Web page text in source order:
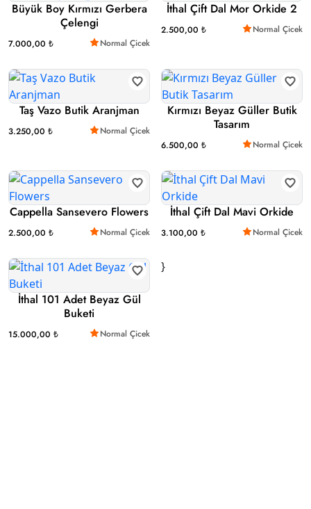
Büyük Boy Kırmızı Gerbera
Çelengi
7.000,00 ₺ Normal Çicek
İthal Çift Dal Mor Orkide 2
2.500,00 ₺ Normal Çicek
Taş Vazo Butik Aranjman
3.250,00 ₺ Normal Çicek
Kırmızı Beyaz Güller Butik
Tasarım
6.500,00 ₺ Normal Çicek
Cappella Sansevero Flowers
2.500,00 ₺ Normal Çicek
İthal Çift Dal Mavi Orkide
3.100,00 ₺ Normal Çicek
İthal 101 Adet Beyaz Gül
Buketi
15.000,00 ₺ Normal Çicek
}